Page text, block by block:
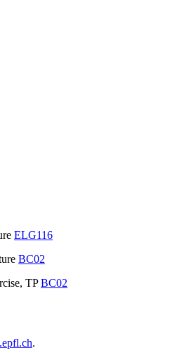
ELG116
BC02
TPBC02
.